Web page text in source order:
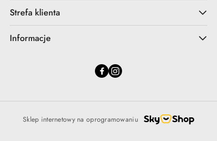
Strefa klienta
Informacje
Sklep internetowy na oprogramowaniu